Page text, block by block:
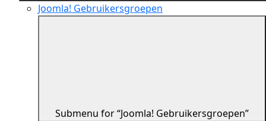
Joomla! Gebruikersgroepen
Submenu for “Joomla! Gebruikersgroepen”